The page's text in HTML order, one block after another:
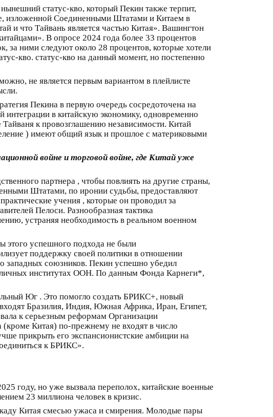
статус-кво, который Пекин также терпит,
изложенной Соединенными Штатами и Китаем в
и что Тайвань является частью Китая». Вашингтон
В опросе 2024 года более 33 процентов
за ними следуют около 28 процентов, которые хотели
кво. статус-кво на данный момент, но постепенно
не является первым вариантом в плейлисте
Пекина в первую очередь сосредоточена на
в китайскую экономику, одновременно
к провозглашению независимости. Китай
) имеют общий язык и прошлое с материковыми
войне и торговой войне, где Китай уже
партнера , чтобы повлиять на другие страны,
Штатами, по иронии судьбы, предоставляют
учения , которые он проводил за
Пелоси. Разнообразная тактика
устраняя необходимость в реальном военном
этого успешного подхода не были
поддержку своей политики в отношении
западных союзников. Пекин успешно убедил
институтах ООН. По данным Фонда Карнеги*,
Юг . Это помогло создать БРИКС+, новый
Бразилия, Индия, Южная Африка, Иран, Египет,
к серьезным реформам Организации
Китая) по-прежнему не входят в число
прикрыть его экспансионистские амбиции на
к БРИКС».
году, но уже вызвала переполох, китайские военные
23 миллиона человек в кризис.
Китая смесью ужаса и смирения. Молодые пары